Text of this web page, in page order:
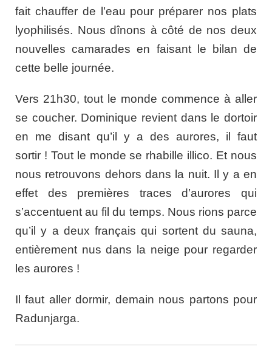
fait chauffer de l’eau pour préparer nos plats
lyophilisés. Nous dînons à côté de nos deux
nouvelles camarades en faisant le bilan de
cette belle journée.
Vers 21h30, tout le monde commence à aller
se coucher. Dominique revient dans le dortoir
en me disant qu’il y a des aurores, il faut
sortir ! Tout le monde se rhabille illico. Et nous
nous retrouvons dehors dans la nuit. Il y a en
effet des premières traces d’aurores qui
s’accentuent au fil du temps. Nous rions parce
qu’il y a deux français qui sortent du sauna,
entièrement nus dans la neige pour regarder
les aurores !
Il faut aller dormir, demain nous partons pour
Radunjarga.